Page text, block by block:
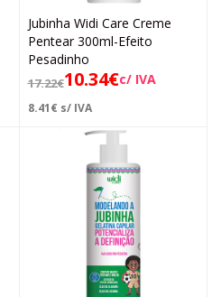
Jubinha Widi Care Creme
Pentear 300ml-Efeito
Pesadinho
17.22€10.34€c/ IVA
8.41€ s/ IVA